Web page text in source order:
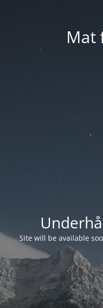
Mat
Site will be available